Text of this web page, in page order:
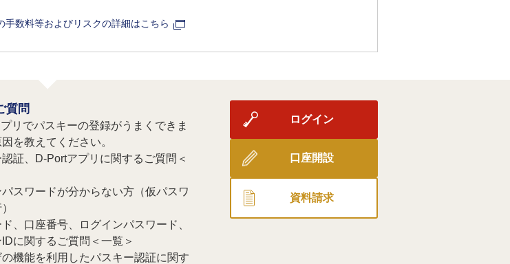
手数料等およびリスクの詳細はこちら
質問
リでパスキーの登録がうまくできま
を教えてください。
証、D-Portアプリに関するご質問＜
パスワードが分からない方（仮パスワ
、口座番号、ログインパスワード、
IDに関するご質問＜一覧＞
機能を利用したパスキー認証に関す
ログイン
口座開設
資料請求